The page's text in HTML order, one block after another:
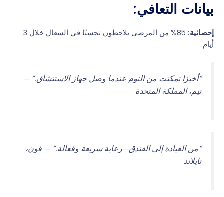
بيانات التعافي:
إحصائية:
85% من المرضى يلاحظون تحسنًا في السعال خلال 3
أيام.
“أخيرًا تمكنت من النوم عندما وصل جهاز الاستنشاق.” —
تيم، المملكة المتحدة
“من العيادة إلى الفندق—رعاية سريعة وفعالة.” — فون،
تايلاند